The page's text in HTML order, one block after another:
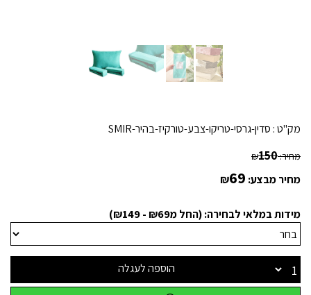
מק"ט : סדין-גרסי-טריקו-צבע-טורקיז-בהיר-SMIR
מחיר: ₪150
מחיר מבצע: ₪69
מידות במלאי לבחירה: (החל מ₪69 - ₪149)
הוספה לעגלה